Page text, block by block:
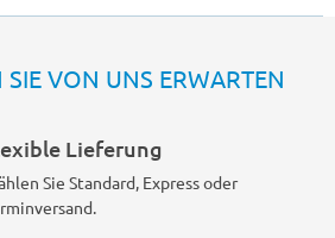
VON UNS ERWARTEN
Lieferung
Sie Standard, Express oder